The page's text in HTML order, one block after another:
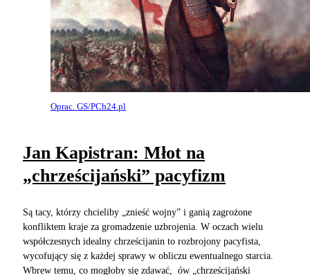
Oprac. GS/PCh24.pl
Jan Kapistran: Młot na
„chrześcijański” pacyfizm
Są tacy, którzy chcieliby „znieść wojny” i ganią zagrożone
konfliktem kraje za gromadzenie uzbrojenia. W oczach wielu
współczesnych idealny chrześcijanin to rozbrojony pacyfista,
wycofujący się z każdej sprawy w obliczu ewentualnego starcia.
Wbrew temu, co mogłoby się zdawać, ów „chrześcijański